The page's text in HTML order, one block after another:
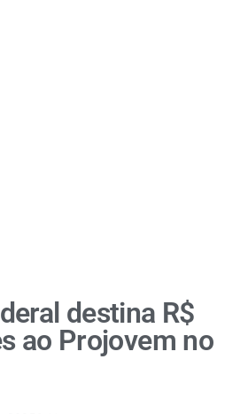
destina R$
ao Projovem no